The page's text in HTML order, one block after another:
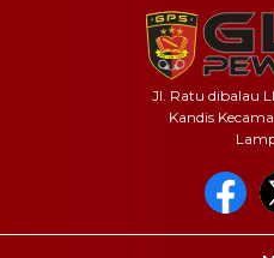
Jl. Ratu dibalau
Kandis